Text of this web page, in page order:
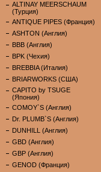
ALTINAY MEERSCHAUM
(Турция)
ANTIQUE PIPES (Франция)
ASHTON (Англия)
BBB (Англия)
BPK (Чехия)
BREBBIA (Италия)
BRIARWORKS (США)
CAPITO by TSUGE
(Япония)
COMOY`S (Англия)
Dr. PLUMB`S (Англия)
DUNHILL (Англия)
GBD (Англия)
GBP (Англия)
GENOD (Франция)